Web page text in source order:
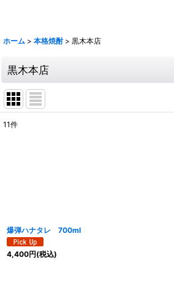
ホーム > 本格焼酎 > 黒木本店
黒木本店
11件
爆弾ハナタレ 700ml
4,400円(税込)